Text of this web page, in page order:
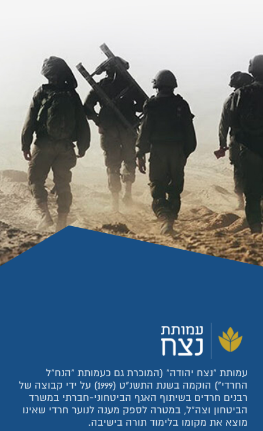
עמותת "נצח יהודה" (המוכרת גם כעמותת "הנח"ל
החרדי") הוקמה בשנת התשנ"ט (1999) על ידי קבוצה של
רבנים חרדים בשיתוף האגף הביטחוני-חברתי במשרד
הביטחון וצה"ל, במטרה לספק מענה לנוער חרדי שאינו
מוצא את מקומו בלימוד תורה בישיבה.